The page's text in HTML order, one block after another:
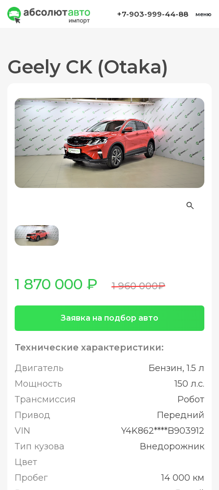
+7-903-999-44-88 меню
Geely CK (Otaka)
1 870 000 ₽ 1 960 000₽
Заявка на подбор авто
Технические характеристики:
Двигатель
Бензин, 1.5 л
Мощность
150 л.с.
Трансмиссия
Робот
Привод
Передний
VIN
Y4K862****B903912
Тип кузова
Внедорожник
Цвет
Пробег
14 000 км